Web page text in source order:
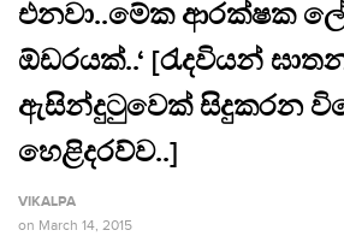
එනවා..මේක ආරක්ෂක
ඕඩරයක්..‘ [රැදවියන්
ඇසින්දුටුවෙක් සිදුකරන
හෙළිදරව්ව..]
VIKALPA
on March 14, 2015